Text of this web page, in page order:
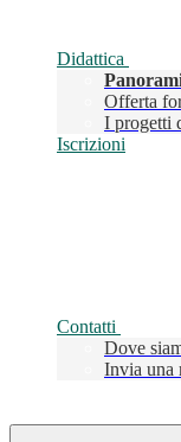
Didattica
Offerta
I progetti
Iscrizioni
Contatti
Dove
Invia una